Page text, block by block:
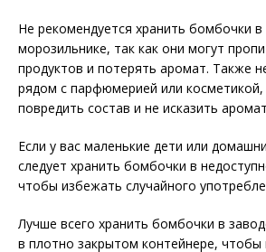
Не рекомендуется хранить бомбочки в
морозильнике, так как они могут
продуктов и потерять аромат. Также
рядом с парфюмерией или
повредить состав и не исказить
Если у вас маленькие дети или
следует хранить бомбочки в
чтобы избежать случайного
Лучше всего хранить бомбочки в
в плотно закрытом контейнере, чтобы